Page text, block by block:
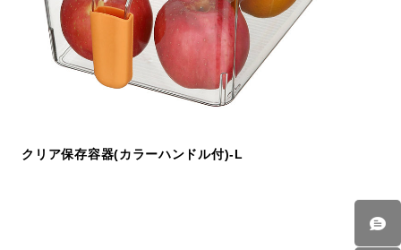
クリア保存容器(カラーハンドル付)-L